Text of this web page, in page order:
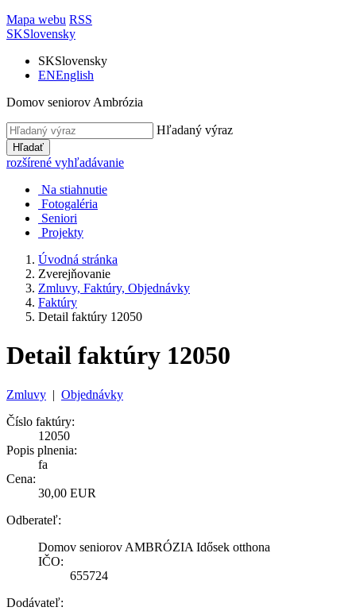
Mapa webu RSS
SKSlovensky
SKSlovensky
ENEnglish
Domov seniorov Ambrózia
Hľadaný výraz
Hľadať
rozšírené vyhľadávanie
Na stiahnutie
Fotogaléria
Seniori
Projekty
Úvodná stránka
Zverejňovanie
Zmluvy, Faktúry, Objednávky
Faktúry
Detail faktúry 12050
Detail faktúry 12050
Zmluvy | Objednávky
Číslo faktúry:
12050
Popis plnenia:
fa
Cena:
30,00 EUR
Odberateľ:
Domov seniorov AMBRÓZIA Idősek otthona
IČO:
655724
Dodávateľ: